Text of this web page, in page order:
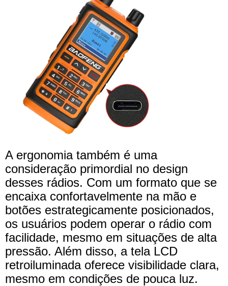
A ergonomia também é uma
consideração primordial no design
desses rádios. Com um formato que se
encaixa confortavelmente na mão e
botões estrategicamente posicionados,
os usuários podem operar o rádio com
facilidade, mesmo em situações de alta
pressão. Além disso, a tela LCD
retroiluminada oferece visibilidade clara,
mesmo em condições de pouca luz.